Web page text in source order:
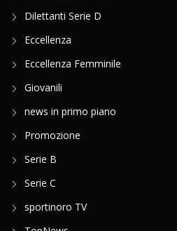
Dilettanti Serie D
Eccellenza
Eccellenza Femminile
Giovanili
news in primo piano
Promozione
Serie B
Serie C
sportinoro TV